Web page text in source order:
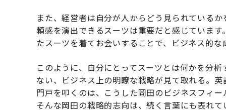
また、経営者は自分が人からどう見られている
頼感を演出できるスーツは重要だと感じていま
たスーツを着てお会いすることで、ビジネス的
このように、自分にとってスーツとは何かを分
ない、ビジネス上の明瞭な戦略が見て取れる。
門戸を叩くのは、こうした岡田のビジネスフィ
そんな岡田の戦略的志向は、続く言葉にも表れて